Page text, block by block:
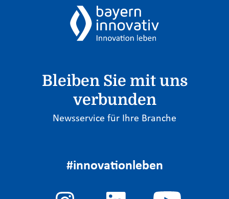
Bleiben Sie mit uns
verbunden
Newsservice für Ihre Branche
#innovationleben